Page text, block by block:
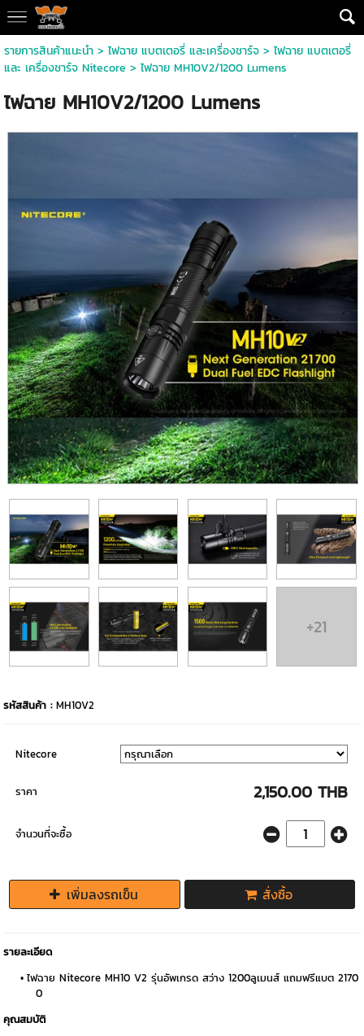
รายการสินค้าแนะนำ> ไฟฉาย แบตเตอรี่ และเครื่องชาร์จ> ไฟฉาย แบตเตอรี่
และ เครื่องชาร์จ Nitecore > ไฟฉาย MH10V2/1200 Lumens
ไฟฉาย MH10V2/1200 Lumens
+21
รหัสสินค้า :MH10V2
Nitecore
ราคา 2,150.00 THB
จำนวนที่จะซื้อ
เพิ่มลงรถเข็น สั่งซื้อ
รายละเอียด
ไฟฉาย Nitecore MH10 V2 รุ่นอัพเกรด สว่าง 1200ลูเมนส์ แถมฟรีแบต 2170
0
คุณสมบัติ